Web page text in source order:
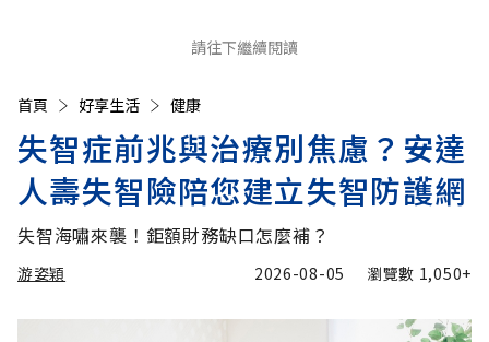
請往下繼續閱讀
首頁 好享生活 健康
失智症前兆與治療別焦慮？安達
人壽失智險陪您建立失智防護網
失智海嘯來襲！鉅額財務缺口怎麼補？
游姿穎 2026-08-05 瀏覽數 1,050+